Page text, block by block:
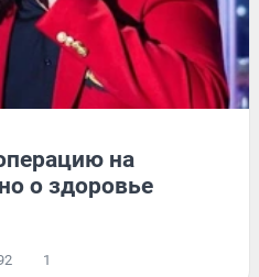
на
о здоровье
1